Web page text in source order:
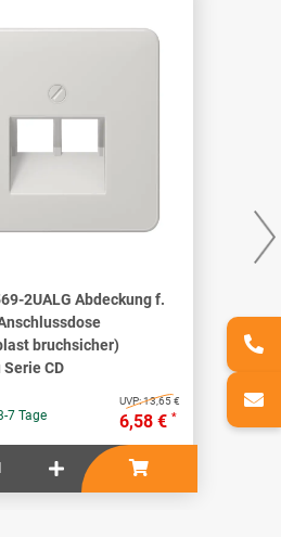
2UALG Abdeckung f.
bruchsicher)
CD
7 Tage
UVP:13,65 €
6,58 € *